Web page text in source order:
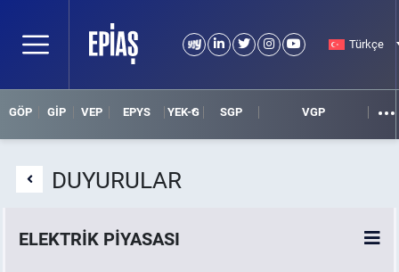
Türkçe
GÖP GİP VEP EPYS YEK-G SGP VGP
DUYURULAR
ELEKTRİK PİYASASI